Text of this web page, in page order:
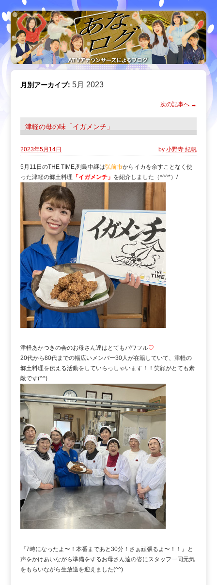
月別アーカイブ:5月 2023
次の記事へ →
津軽の母の味「イガメンチ」
2023年5月14日 by 小野寺 紀帆
5月11日のTHE TIME,列島中継は弘前市からイカを余すことなく使
った津軽の郷土料理 「イガメンチ」 を紹介しました（*^^*）/
津軽あかつきの会のお母さん達はとてもパワフル♡
20代から80代までの幅広いメンバー30人が在籍していて、津軽の
郷土料理を伝える活動をしていらっしゃいます！！笑顔がとても素
敵です(^^)
『7時になったよ〜！本番まであと30分！さぁ頑張るよ〜！！』と
声をかけあいながら準備をするお母さん達の姿にスタッフ一同元気
をもらいながら生放送を迎えました(^^)